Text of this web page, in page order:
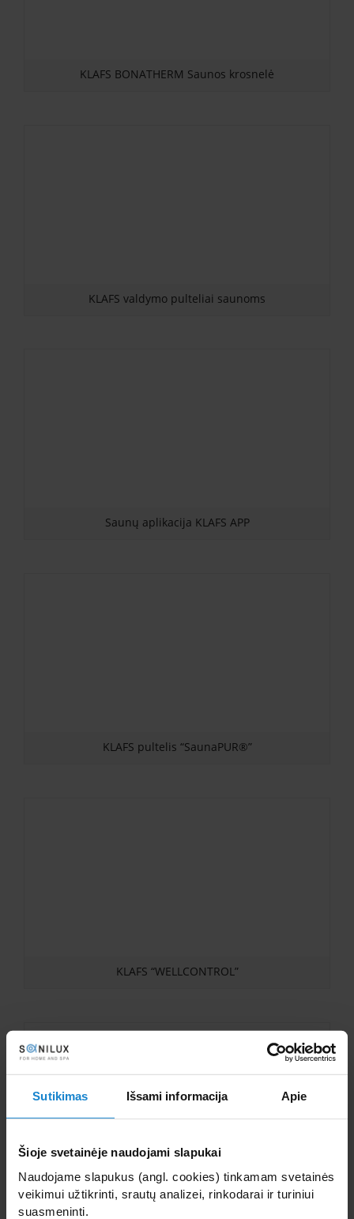
Sutikimas Išsami informacija Apie
Šioje svetainėje naudojami slapukai
Naudojame slapukus (angl. cookies) tinkamam svetainės
veikimui užtikrinti, srautų analizei, rinkodarai ir turiniui
suasmeninti.
KLAFS BONATHERM Saunos krosnelė
KLAFS valdymo pulteliai saunoms
Saunų aplikacija KLAFS APP
KLAFS pultelis “SaunaPUR®”
KLAFS “WELLCONTROL”
KLAFS saunos šviestuvas LUMA